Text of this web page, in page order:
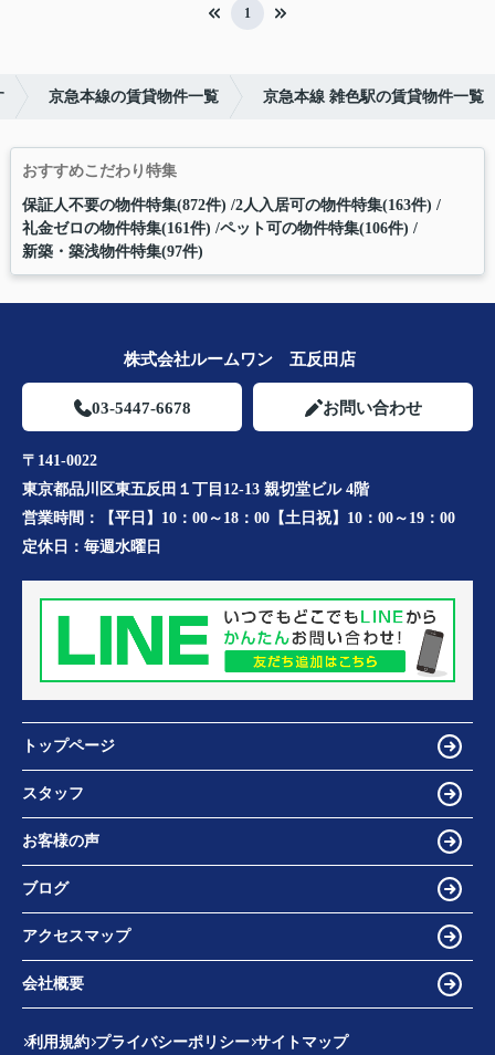
1
京急本線の賃貸物件一覧 京急本線 雑色駅の賃貸物件一覧
おすすめこだわり特集
保証人不要の物件特集(872件) 2人入居可の物件特集(163件)
礼金ゼロの物件特集(161件) ペット可の物件特集(106件)
新築・築浅物件特集(97件)
株式会社ルームワン 五反田店
03-5447-6678 お問い合わせ
〒141-0022
東京都品川区東五反田１丁目12-13 親切堂ビル 4階
営業時間：
【平日】10：00～18：00【土日祝】10：00～19：00
定休日： 毎週水曜日
トップページ
スタッフ
お客様の声
ブログ
アクセスマップ
会社概要
利用規約 プライバシーポリシー サイトマップ